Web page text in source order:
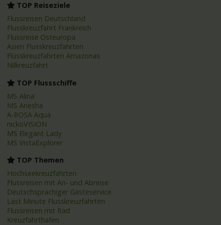
TOP Reiseziele
Flussreisen Deutschland
Flusskreuzfahrt Frankreich
Flussreise Osteuropa
Asien Flusskreuzfahrten
Flusskreuzfahrten Amazonas
Nilkreuzfahrt
TOP Flussschiffe
MS Alina
MS Anesha
A-ROSA Aqua
nickoVISION
MS Elegant Lady
MS VistaExplorer
TOP Themen
Hochseekreuzfahrten
Flussreisen mit An- und Abreise
Deutschsprachiger Gästeservice
Last Minute Flusskreuzfahrten
Flussreisen mit Rad
Kreuzfahrthäfen